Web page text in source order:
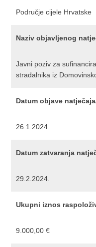
Područje cijele Hrvatske
Naziv objavljenog
Javni poziv za
stradalnika iz
Datum objave
26.1.2024.
Datum zatvaranja
29.2.2024.
Ukupni iznos
9.000,00 €